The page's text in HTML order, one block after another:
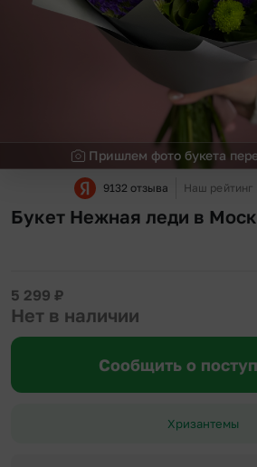
Пришлем фото букета
9132 отзыва Наш рейтинг
Букет Нежная леди в
5 299 ₽
Нет в наличии
Сообщить о
Хризантемы